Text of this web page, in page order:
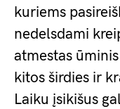
kuriems
nedelsdami
atmestas
kitos širdies ir
Laiku įsikišus